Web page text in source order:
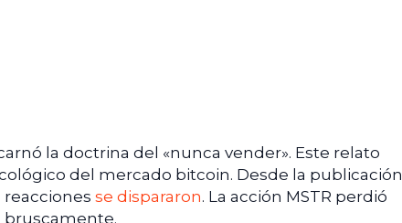
la doctrina del «nunca vender». Este relato
del mercado bitcoin. Desde la publicación
reacciones se dispararon. La acción MSTR perdió
bruscamente.